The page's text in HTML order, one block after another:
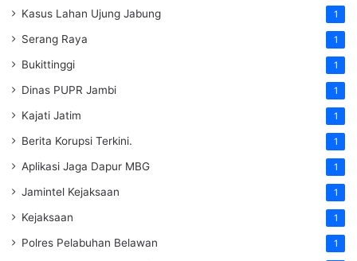
Kasus Lahan Ujung Jabung 1
Serang Raya 1
Bukittinggi 1
Dinas PUPR Jambi 1
Kajati Jatim 1
Berita Korupsi Terkini. 1
Aplikasi Jaga Dapur MBG 1
Jamintel Kejaksaan 1
Kejaksaan 1
Polres Pelabuhan Belawan 1